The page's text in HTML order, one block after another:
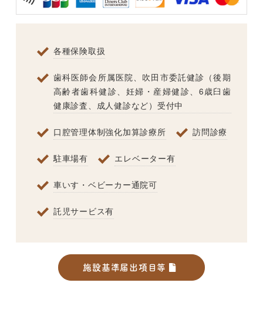
各種保険取扱
歯科医師会所属医院、吹田市委託健診（後期
高齢者歯科健診、妊婦・産婦健診、6歳臼歯
健康診査、成人健診など）受付中
口腔管理体制強化加算診療所 訪問診療
駐車場有 エレベーター有
車いす・ベビーカー通院可
託児サービス有
施設基準届出項目等